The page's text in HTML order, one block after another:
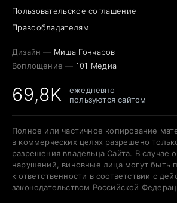
Пользовательское соглашение
Правообладателям
Дизайн — Миша Гончаров
Воплощение — 101 Медиа
69,8K
ежедневно
пользуются сайтом
Полное или частичное копирование
в коммерческих целях разрешено
разрешения владельца Сайта. В случае
нарушений, виновные лица могут быть
к ответственности в соответствии с
законодательством Российской